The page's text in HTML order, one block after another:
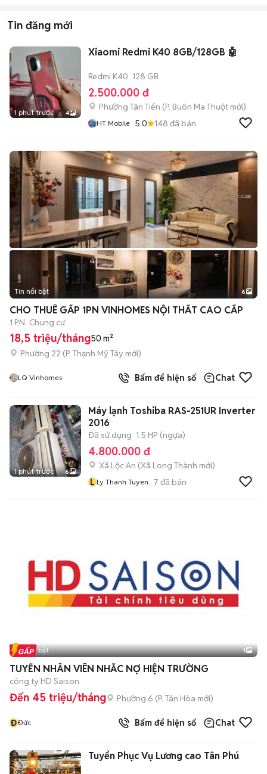
Tin đăng mới
1 phút trước 4
Xiaomi Redmi K40 8GB/128GB 🤖
Redmi K40 128 GB
2.500.000 đ
Phường Tân Tiến (P. Buôn Ma Thuột mới)
HT Mobile 5.0 148 đã bán
+2
Tin nổi bật 6
CHO THUÊ GẤP 1PN VINHOMES NỘI THẤT CAO CẤP
1 PN Chung cư
18,5 triệu/tháng50 m²
Phường 22 (P. Thạnh Mỹ Tây mới)
LQ Vinhomes Bấm để hiện số Chat
1 phút trước 6
Máy lạnh Toshiba RAS-251UR Inverter
2016
Đã sử dụng 1.5 HP (ngựa)
4.800.000 đ
Xã Lộc An (Xã Long Thành mới)
L Ly Thanh Tuyen 7 đã bán
Tin nổi bật 1
TUYỂN NHÂN VIÊN NHẮC NỢ HIỆN TRƯỜNG
công ty HD Saison
Đến 45 triệu/tháng Phường 6 (P. Tân Hòa mới)
ĐĐức Bấm để hiện số Chat
Tuyển Phục Vụ Lương cao Tân Phú